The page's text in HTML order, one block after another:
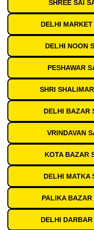
SHREE SAI
DELHI
DELHI NOON
PESHAWAR
SHRI
DELHI BAZAR
VRINDAVAN
KOTA BAZAR
DELHI MATKA
PALIKA BAZAR
DELHI